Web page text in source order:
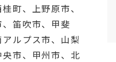
町、上野原市、
、笛吹市、甲斐
ルプス市、山梨
市、甲州市、北